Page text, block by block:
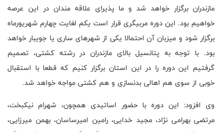
مازندران برگزار خواهد شد و ما پذیرای علاقه مندان در این عرصه
خواهیم بود. این دوره مربیگری قرار است یکم لغایت چهارم شهریورماه
برگزار شود و میزبان آن احتمالا یکی از شهرهای ساری یا جویبار خواهد
بود. با توجه به پتانسیل بالای مازندران در رشته کشتی، تصمیم
گرفتیم این دوره را در این استان برگزار کنیم که قطعا با استقبال
خوبی از سوی هم اهالی بدنسازی و هم کشتی مواجه خواهد شد.
وی افزود: این دوره با حضور اساتیدی همچون، شهرام نیکبخت،
مرتضی بهرامی نژاد، مجید خدایی، رامین امیرساسان، بهمن میرزایی،